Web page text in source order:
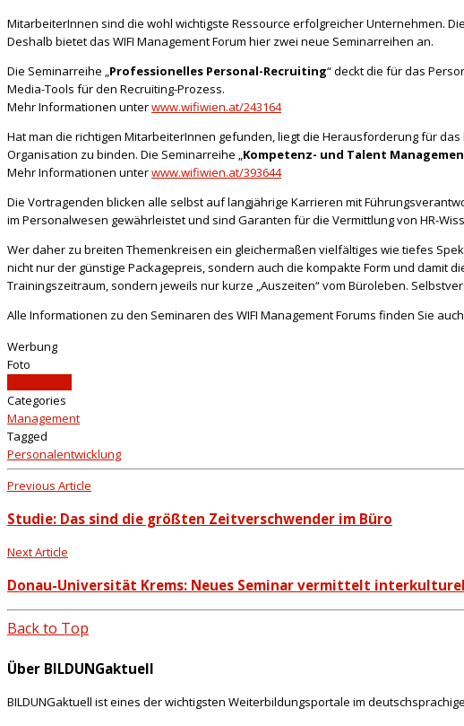
MitarbeiterInnen sind die wohl wichtigste Ressource erfolgreicher Unternehmen.
Deshalb bietet das WIFI Management Forum hier zwei neue Seminarreihen an.
Die Seminarreihe „Professionelles Personal-Recruiting“ deckt die für das
Media-Tools für den Recruiting-Prozess.
Mehr Informationen unterwww.wifiwien.at/243164
Hat man die richtigen MitarbeiterInnen gefunden, liegt die Herausforderung für
Organisation zu binden. Die Seminarreihe „Kompetenz- und Talent
Mehr Informationen unterwww.wifiwien.at/393644
Die Vortragenden blicken alle selbst auf langjährige Karrieren mit
im Personalwesen gewährleistet und sind Garanten für die Vermittlung von HR-
Wer daher zu breiten Themenkreisen ein gleichermaßen vielfältiges wie tiefes
nicht nur der günstige Packagepreis, sondern auch die kompakte Form und damit
Trainingszeitraum, sondern jeweils nur kurze „Auszeiten“ vom Büroleben.
Alle Informationen zu den Seminaren des WIFI Management Forums finden Sie auch
Werbung
Foto
Categories
Management
Tagged
Personalentwicklung
Previous Article
Studie: Das sind die größten Zeitverschwender im Büro
Next Article
Donau-Universität Krems: Neues Seminar vermittelt
Back to Top
Über BILDUNGaktuell
BILDUNGaktuell ist eines der wichtigsten Weiterbildungsportale im